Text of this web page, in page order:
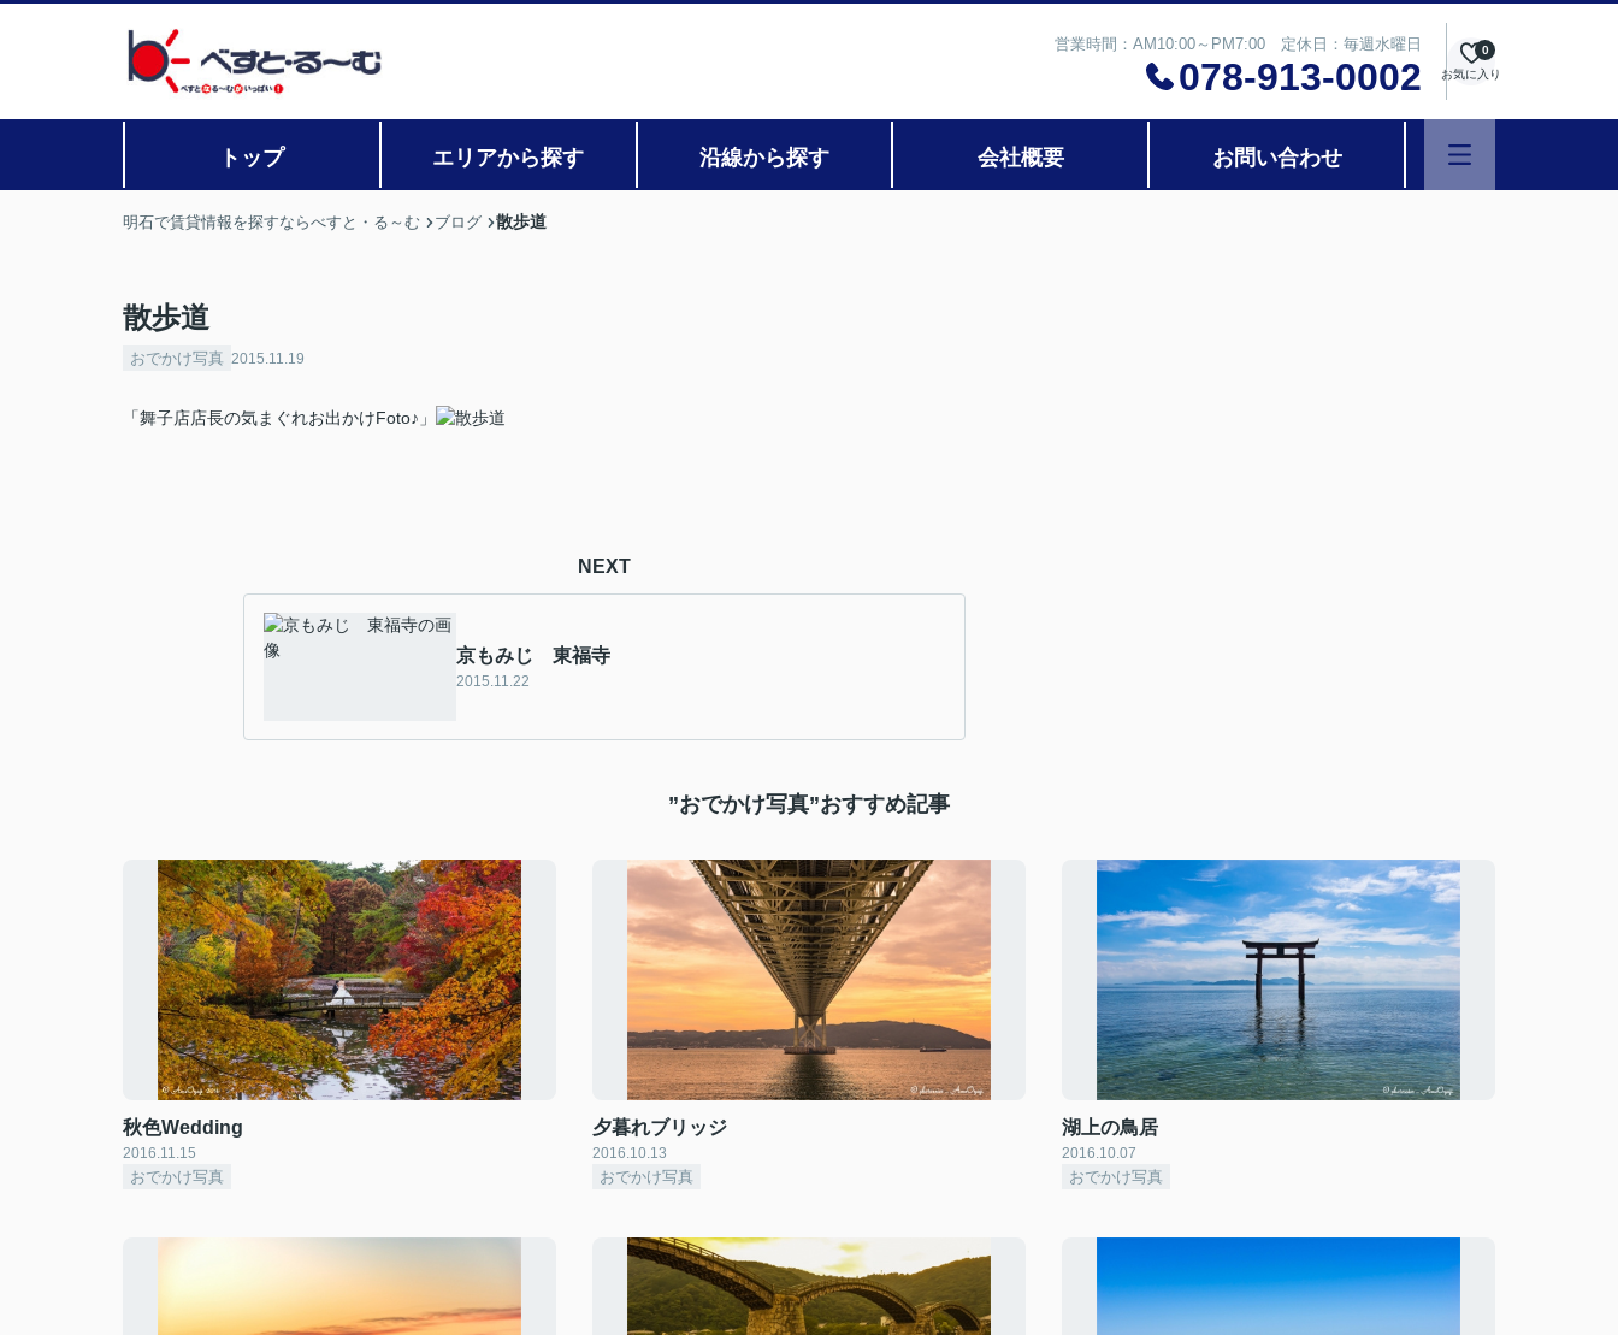
営業時間：AM10:00～PM7:00 定休日：毎週水曜日
078-913-0002 お気に入り
0
トップ エリアから探す 沿線から探す 会社概要 お問い合わせ
明石で賃貸情報を探すならべすと・る～む ブログ 散歩道
散歩道
おでかけ写真 2015.11.19
「舞子店店長の気まぐれお出かけFoto♪」
NEXT
京もみじ 東福寺
2015.11.22
”おでかけ写真”おすすめ記事
秋色Wedding
2016.11.15
おでかけ写真
夕暮れブリッジ
2016.10.13
おでかけ写真
湖上の鳥居
2016.10.07
おでかけ写真